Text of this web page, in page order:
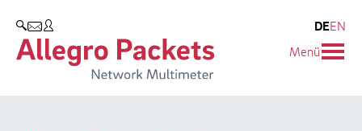
SUCHEN
DEEN
Menü
Allegro Network Multimeter
Use Cases
Unternehmen